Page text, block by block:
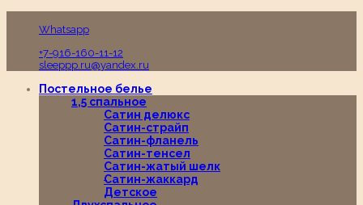
Whatsapp
+7-916-160-11-12
sleeppp.ru@yandex.ru
Постельное белье
1,5 спальное
Сатин делюкс
Сатин-страйп
Сатин-фланель
Сатин-тенсел
Сатин-жатый шелк
Сатин-жаккард
Детское